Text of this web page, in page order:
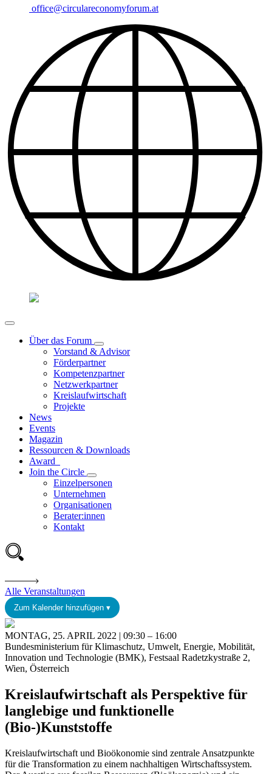
office@circulareconomyforum.at
Über das Forum
Vorstand & Advisor
Förderpartner
Kompetenzpartner
Netzwerkpartner
Kreislaufwirtschaft
Projekte
News
Events
Magazin
Ressourcen & Downloads
Award
Join the Circle
Einzelpersonen
Unternehmen
Organisationen
Berater:innen
Kontakt
Alle Veranstaltungen
Zum Kalender hinzufügen ▾
MONTAG, 25. APRIL 2022 | 09:30 – 16:00
Bundesministerium für Klimaschutz, Umwelt, Energie, Mobilität,
Innovation und Technologie (BMK), Festsaal Radetzkystraße 2,
Wien, Österreich
Kreislaufwirtschaft als Perspektive für
langlebige und funktionelle
(Bio-)Kunststoffe
Kreislaufwirtschaft und Bioökonomie sind zentrale Ansatzpunkte
für die Transformation zu einem nachhaltigen Wirtschaftssystem.